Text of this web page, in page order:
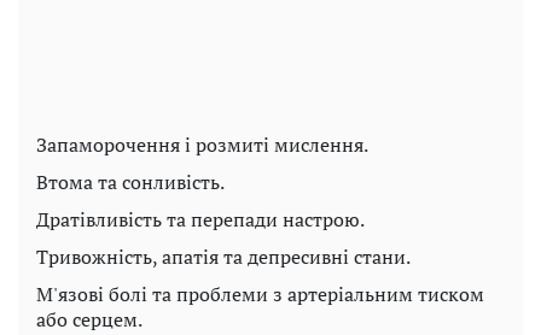
Запаморочення і розмиті мислення.
Втома та сонливість.
Дратівливість та перепади настрою.
Тривожність, апатія та депресивні стани.
М'язові болі та проблеми з артеріальним тиском
або серцем.